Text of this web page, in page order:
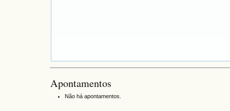
Apontamentos
Não há apontamentos.